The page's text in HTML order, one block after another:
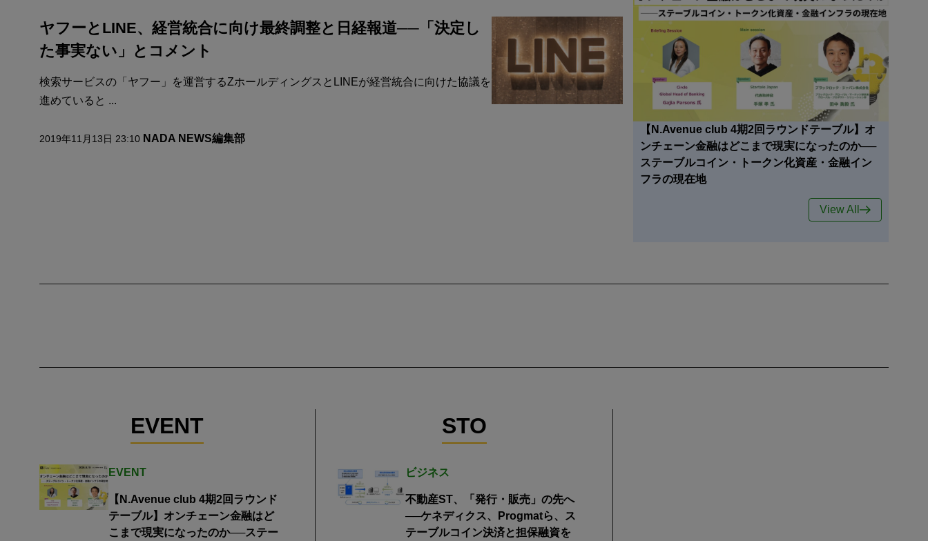
ヤフーとLINE、経営統合に向け最終調整と日経報道──「決定し
た事実ない」とコメント
検索サービスの「ヤフー」を運営するZホールディングスとLINEが経営統合に向けた協議を
進めていると ...
2019年11月13日 23:10 NADA NEWS編集部
【N.Avenue club 4期2回ラウンドテーブル】オ
ンチェーン金融はどこまで現実になったのか──
ステーブルコイン・トークン化資産・金融イン
フラの現在地
View All
EVENT
EVENT
【N.Avenue club 4期2回ラウンド
テーブル】オンチェーン金融はど
こまで現実になったのか──ステー
STO
ビジネス
不動産ST、「発行・販売」の先へ
──ケネディクス、Progmatら、ス
テーブルコイン決済と担保融資を